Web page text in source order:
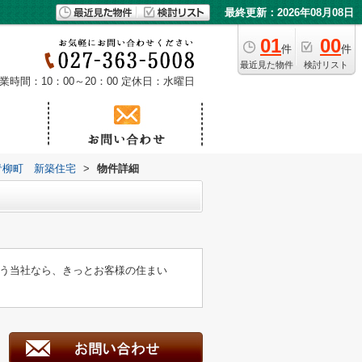
最終更新：2026年08月08日
01件
最近見た物件
00件
検討リスト
時間：10：00～20：00 定休日：水曜日
柳町 新築住宅 > 物件詳細
当社なら、きっとお客様の住まい